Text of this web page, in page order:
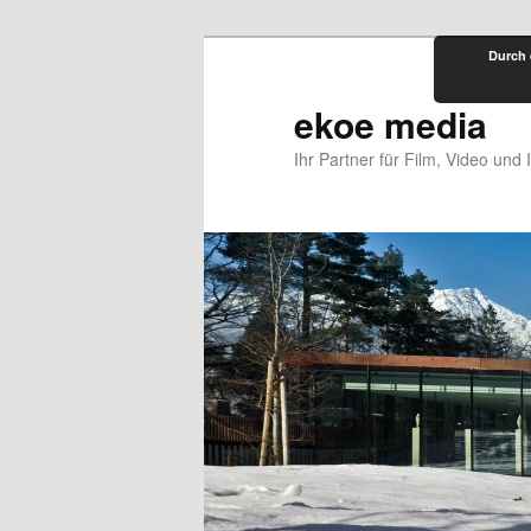
ekoe media
Ihr Partner für Film, Video und
Durch